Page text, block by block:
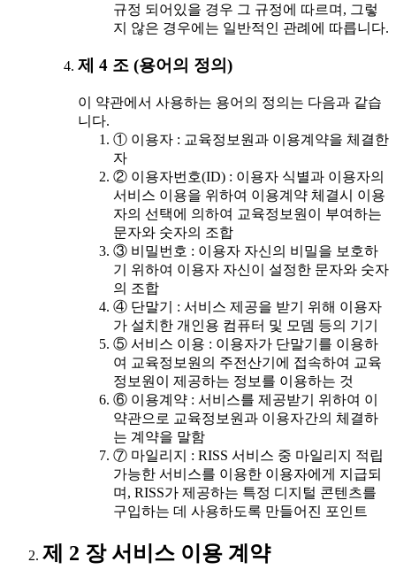
규정 되어있을 경우 그 규정에 따르며, 그렇
지 않은 경우에는 일반적인 관례에 따릅니다.
제 4 조 (용어의 정의)
이 약관에서 사용하는 용어의 정의는 다음과 같습
니다.
① 이용자 : 교육정보원과 이용계약을 체결한
자
② 이용자번호(ID) : 이용자 식별과 이용자의
서비스 이용을 위하여 이용계약 체결시 이용
자의 선택에 의하여 교육정보원이 부여하는
문자와 숫자의 조합
③ 비밀번호 : 이용자 자신의 비밀을 보호하
기 위하여 이용자 자신이 설정한 문자와 숫자
의 조합
④ 단말기 : 서비스 제공을 받기 위해 이용자
가 설치한 개인용 컴퓨터 및 모뎀 등의 기기
⑤ 서비스 이용 : 이용자가 단말기를 이용하
여 교육정보원의 주전산기에 접속하여 교육
정보원이 제공하는 정보를 이용하는 것
⑥ 이용계약 : 서비스를 제공받기 위하여 이
약관으로 교육정보원과 이용자간의 체결하
는 계약을 말함
⑦ 마일리지 : RISS 서비스 중 마일리지 적립
가능한 서비스를 이용한 이용자에게 지급되
며, RISS가 제공하는 특정 디지털 콘텐츠를
구입하는 데 사용하도록 만들어진 포인트
제 2 장 서비스 이용 계약